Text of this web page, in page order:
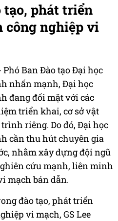
tạo, phát triển
công nghiệp vi
Phó Ban Đào tạo Đại học
nhấn mạnh, Đại học
đang đối mặt với các
triển khai, cơ sở vật
riêng. Do đó, Đại học
cần thu hút chuyên gia
nhằm xây dựng đội ngũ
cứu mạnh, liên minh
mạch bán dẫn.
đào tạo, phát triển
vi mạch, GS Lee